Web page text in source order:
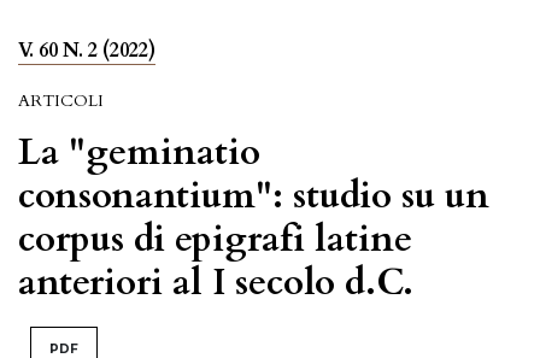
V. 60 N. 2 (2022)
ARTICOLI
La "geminatio
consonantium": studio su un
corpus di epigrafi latine
anteriori al I secolo d.C.
PDF